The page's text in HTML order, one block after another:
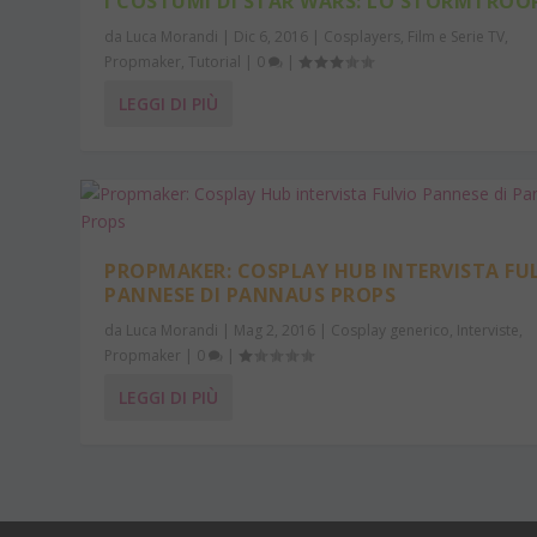
da Luca Morandi | Dic 6, 2016 | Cosplayers , Film e Serie TV,
Propmaker , Tutorial | 0 |
LEGGI DI PIÙ
PROPMAKER: COSPLAY HUB INTERVISTA
PANNESE DI PANNAUS PROPS
da Luca Morandi | Mag 2, 2016 | Cosplay generico , Interviste ,
Propmaker | 0 |
LEGGI DI PIÙ